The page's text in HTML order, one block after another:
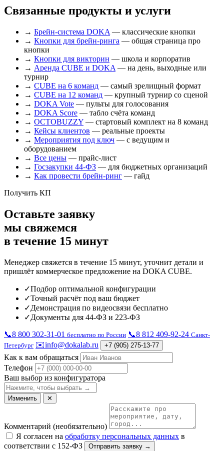
Связанные продукты и услуги
→ Брейн-система DOKA — классические кнопки
→ Кнопки для брейн-ринга — общая страница про
кнопки
→ Кнопки для викторин — школа и корпоратив
→ Аренда CUBE и DOKA — на день, выходные или
турнир
→ CUBE на 6 команд — самый зрелищный формат
→ CUBE на 12 команд — крупный турнир со сценой
→ DOKA Vote — пульты для голосования
→ DOKA Score — табло счёта команд
→ OCTOBUZZY — стартовый комплект на 8 команд
→ Кейсы клиентов — реальные проекты
→ Мероприятия под ключ — с ведущим и
оборудованием
→ Все цены — прайс-лист
→ Госзакупки 44-ФЗ — для бюджетных организаций
→ Как провести брейн-ринг — гайд
Получить КП
Оставьте заявку
мы свяжемся
в течение 15 минут
Менеджер свяжется в течение 15 минут, уточнит детали и
пришлёт коммерческое предложение на DOKA CUBE.
✓Подбор оптимальной конфигурации
✓Точный расчёт под ваш бюджет
✓Демонстрация по видеосвязи бесплатно
✓Документы для 44-ФЗ и 223-ФЗ
📞8 800 302-31-01 бесплатно по России 📞8 812 409-92-24 Санкт-
Петербург ✉️info@dokalab.ru +7 (905) 275-13-77
Как к вам обращаться
Телефон
Ваш выбор из конфигуратора
Изменить ✕
Комментарий (необязательно)
Я согласен на обработку персональных данных в
соответствии с 152-ФЗ
Отправить заявку →